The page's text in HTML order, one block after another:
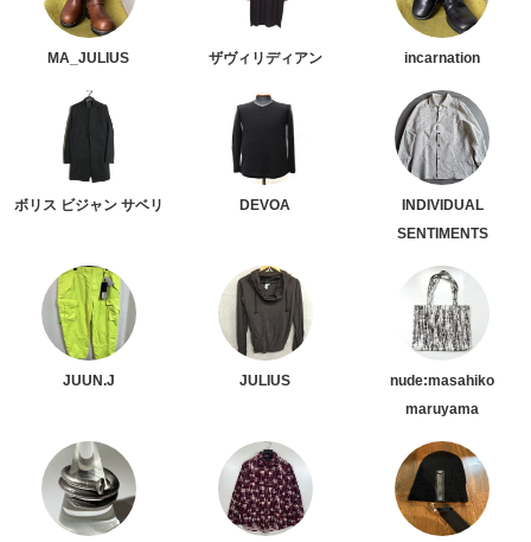
MA_JULIUS ザヴィリディアン incarnation
ボリス ビジャン サベリ DEVOA
INDIVIDUAL
SENTIMENTS
JUUN.J JULIUS
nude:masahiko
maruyama